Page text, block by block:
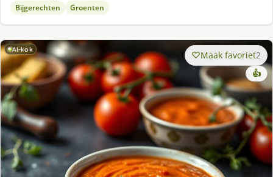
Bijgerechten Groenten
AI-kok Maak favoriet2
👍